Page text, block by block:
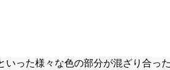
った様々な色の部分が混ざり合